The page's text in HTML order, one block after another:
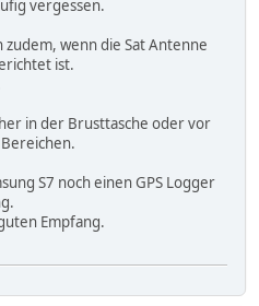
vergessen.
wenn die Sat Antenne
ist.
in der Brusttasche oder vor
S7 noch einen GPS Logger
Empfang.